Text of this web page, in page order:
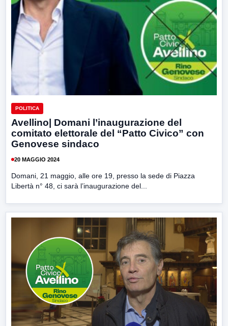
POLITICA
Avellino| Domani l’inaugurazione del
comitato elettorale del “Patto Civico” con
Genovese sindaco
20 MAGGIO 2024
Domani, 21 maggio, alle ore 19, presso la sede di Piazza
Libertà n° 48, ci sarà l’inaugurazione del...